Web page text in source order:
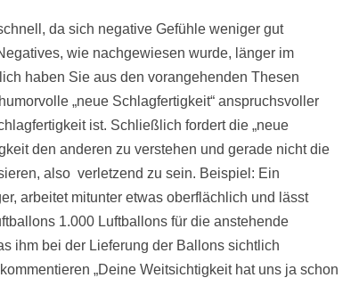
da sich negative Gefühle weniger gut
wie nachgewiesen wurde, länger im
haben Sie aus den vorangehenden Thesen
„neue Schlagfertigkeit“ anspruchsvoller
ist. Schließlich fordert die „neue
den anderen zu verstehen und gerade nicht die
also verletzend zu sein. Beispiel: Ein
arbeitet mitunter etwas oberflächlich und lässt
1.000 Luftballons für die anstehende
ihm bei der Lieferung der Ballons sichtlich
„Deine Weitsichtigkeit hat uns ja schon